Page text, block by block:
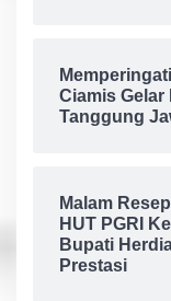
Ciamis
Tanggung
Malam
HUT PGRI
Bupati
Prestasi